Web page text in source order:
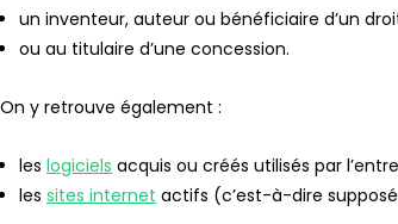
un inventeur, auteur ou bénéficiaire d’un
ou au titulaire d’une concession.
On y retrouve également :
les logiciels acquis ou créés utilisés par
les sites internet actifs (c’est-à-dire